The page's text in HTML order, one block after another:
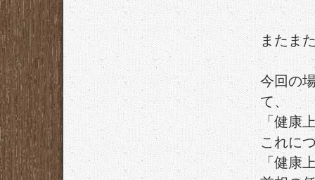
またま
今回の
て、
「健康
これに
「健康